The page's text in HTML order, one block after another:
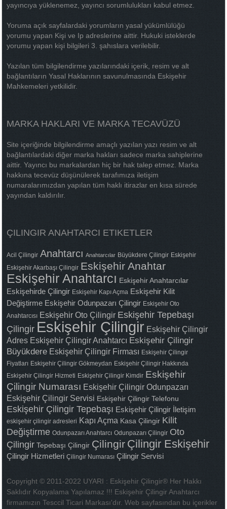
yayıncıya yüklenemez, yayıncı sorumlulukları kabul etmez.
Yoruma açık sayfalardaki yorumların yasal yükümlülüğü
yorumu yapan Kişi ve Ip adreslerine aittir. Hukuki isteklerde
yorumu yapan kişi bilgileri 3. şahıslara verilebilir.
Yazılan tüm bilgilendirme yazılarındaki içerik, resim ve alt
bağlantıların Yasal Haklarının savunulmasında Eskişehir
Mahkemeleri yetkilidir.
MARKA HAKLARI VE MARKA TECAVÜZÜ
Site içeriğinde bilgilendirme amaçlı yazılan yazı resim ve alt
bağlantılardaki diğer marka hakları sadece marka sahiplerine
aittir. Yayıncı bu markalardan hiç bir hak talep etmez. Marka
hakkına tecevüz düşünülerek tarafımıza iletişim
numaralarımızdan yapılan tüm haklı itirazlar en kısa sürede
yayından kaldırılır.
ÇILINGIR ANAHTARCI ETIKETLER
Acil Çilingir Anahtarcı Anahtarcılar Büyükdere Çilingir Eskişehir
Eskişehir Akarbaşı Çilingir Eskişehir Anahtar
Eskişehir Anahtarcı Eskişehir Anahtarcılar
Eskişehirde Çilingir Eskişehir Kapı Açma Eskişehir Kilit
Değiştirme Eskişehir Odunpazarı Çilingir Eskişehir Oto
Anahtarcısı Eskişehir Oto Çilingir Eskişehir Tepebaşı
Çilingir Eskişehir Çilingir Eskişehir Çilingir
Adres Eskişehir Çilingir Anahtarcı Eskişehir Çilingir
Büyükdere Eskişehir Çilingir Firması Eskişehir Çilingir
Fiyatları Eskişehir Çilingir Gökmeydan Eskişehir Çilingir Hakkında
Eskişehir Çilingir Hizmeti Eskişehir Çilingir Kimdir Eskişehir
Çilingir Numarası Eskişehir Çilingir Odunpazarı
Eskişehir Çilingir Servisi Eskişehir Çilingir Telefonu
Eskişehir Çilingir Tepebaşı Eskişehir Çilingir İletişim
eskişehir çilingir adresleri Kapı Açma Kasa Çilingir Kilit
Değiştirme Odunpazarı Anahtarcı Odunpazarı Çilingir Oto
Çilingir Tepebaşı Çilingir Çilingir Çilingir Eskişehir
Çilingir Hizmetleri Çilingir Numarası Çilingir Servisi
Copyright © 2011-2022 UYARI : Eskişehir Çilingir® Her Hakkı
Saklıdır Kopyalama Yapılamaz !!! Eskişehir Çilingir Anahtarcı
firmamızın Tesccil Ticari Markası'dır. Web sayfasından bu içerikler